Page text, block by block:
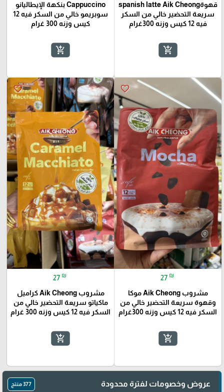
قهوةspanish latte Aik Cheong
سريعة التحضير خالي من السكر
فيه 12 كيس وزنه 300غرام
add_shopping_cart
Cappuccino بنكهة الإيطاليانو
سوبريمو خالي من السكر فيه 12
كيس وزنه 300 غرام
add_shopping_cart
favorite_border
27 ₪
مشروب Aik Cheong موكا
وقهوة سريعة التحضير خالي من
السكر فيه 12 كيس وزنه 300غرام
add_shopping_cart
favorite_border
27 ₪
مشروب Aik Cheong كراميل
ماكياتو سريعة التحضير خالي من
السكر فيه 12 كيس وزنه 300 غرام
add_shopping_cart
عروض وخصومات لفترة محدودة 377 منتج